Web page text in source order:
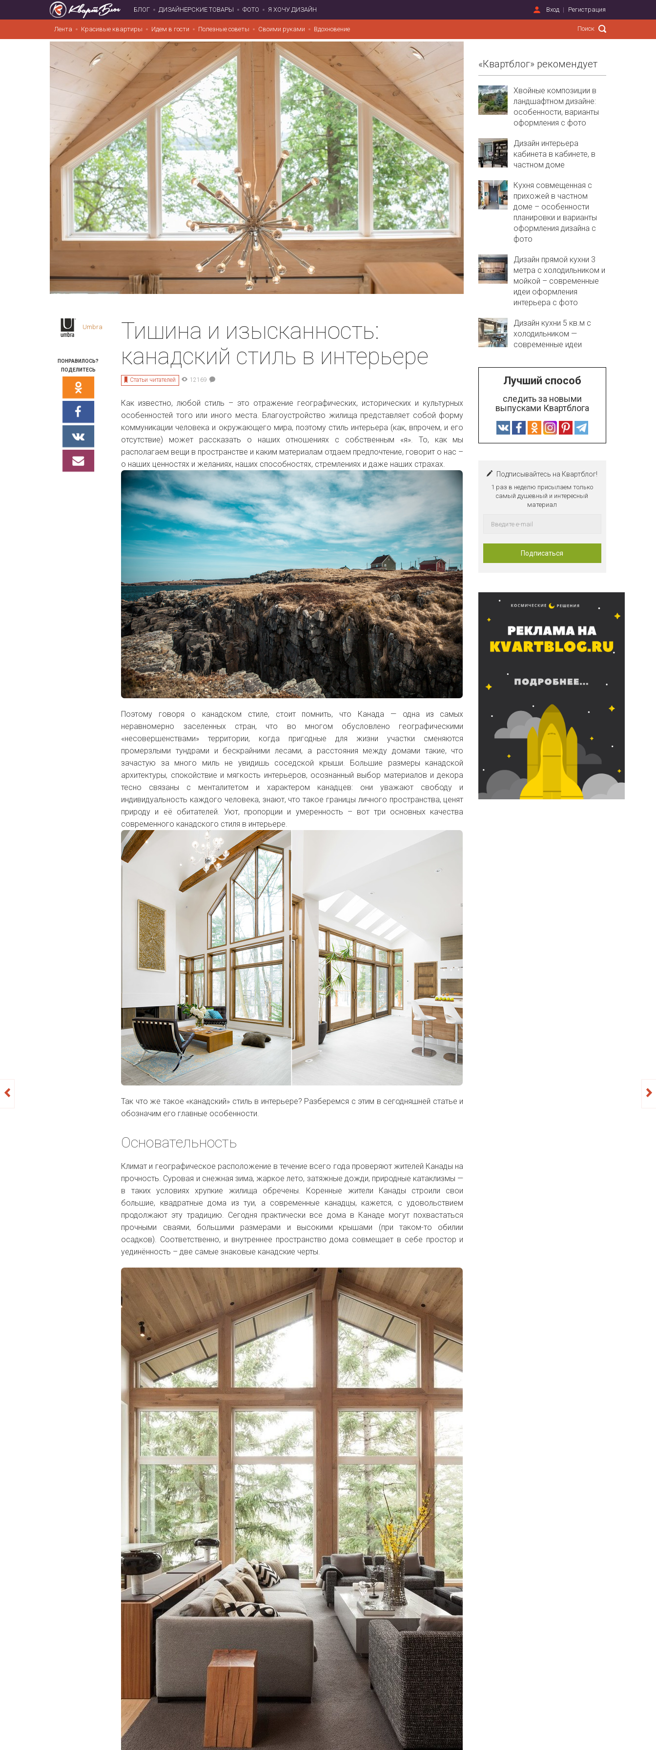
БЛОГ ДИЗАЙНЕРСКИЕ ТОВАРЫ ФОТО Я ХОЧУ ДИЗАЙН Вход Регистрация
Лента Красивые квартиры Идем в гости Полезные советы Своими руками Вдохновение
Umbra
ПОНРАВИЛОСЬ?
ПОДЕЛИТЕСЬ
Тишина и изысканность:
канадский стиль в интерьере
Статьи читателей 12169
Как известно, любой стиль – это отражение географических, исторических и культурных
особенностей того или иного места. Благоустройство жилища представляет собой форму
коммуникации человека и окружающего мира, поэтому стиль интерьера (как, впрочем, и его
отсутствие) может рассказать о наших отношениях с собственным «я». То, как мы
располагаем вещи в пространстве и каким материалам отдаем предпочтение, говорит о нас –
о наших ценностях и желаниях, наших способностях, стремлениях и даже наших страхах.
Поэтому говоря о канадском стиле, стоит помнить, что Канада — одна из самых
неравномерно заселенных стран, что во многом обусловлено географическими
«несовершенствами» территории, когда пригодные для жизни участки сменяются
промерзлыми тундрами и бескрайними лесами, а расстояния между домами такие, что
зачастую за много миль не увидишь соседской крыши. Большие размеры канадской
архитектуры, спокойствие и мягкость интерьеров, осознанный выбор материалов и декора
тесно связаны с менталитетом и характером канадцев: они уважают свободу и
индивидуальность каждого человека, знают, что такое границы личного пространства, ценят
природу и её обитателей. Уют, пропорции и умеренность – вот три основных качества
современного канадского стиля в интерьере.
Так что же такое «канадский» стиль в интерьере? Разберемся с этим в сегодняшней статье и
обозначим его главные особенности.
Основательность
Климат и географическое расположение в течение всего года проверяют жителей Канады на
прочность. Суровая и снежная зима, жаркое лето, затяжные дожди, природные катаклизмы —
в таких условиях хрупкие жилища обречены. Коренные жители Канады строили свои
большие, квадратные дома из туи, а современные канадцы, кажется, с удовольствием
продолжают эту традицию. Сегодня практически все дома в Канаде могут похвастаться
прочными сваями, большими размерами и высокими крышами (при таком-то обилии
осадков). Соответственно, и внутреннее пространство дома совмещает в себе простор и
уединённость – две самые знаковые канадские черты.
«Квартблог» рекомендует
Хвойные композиции в
ландшафтном дизайне:
особенности, варианты
оформления с фото
Дизайн интерьера
кабинета в кабинете, в
частном доме
Кухня совмещенная с
прихожей в частном
доме – особенности
планировки и варианты
оформления дизайна с
фото
Дизайн прямой кухни 3
метра с холодильником и
мойкой – современные
идеи оформления
интерьера с фото
Дизайн кухни 5 кв.м с
холодильником —
современные идеи
Лучший способ
следить за новыми
выпусками Квартблога
Подписывайтесь на Квартблог!
1 раз в неделю присылаем только
самый душевный и интересный
материал